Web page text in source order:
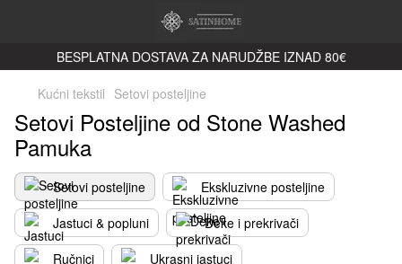
BESPLATNA DOSTAVA ZA NARUDŽBE IZNAD 80€
Kućni tekstil Setovi posteljine
Setovi Posteljine od Stone Washed
Pamuka
Setovi posteljine
Ekskluzivne posteljine
Jastuci & popluni
Deke i prekrivači
Ručnici
Ukrasni jastuci